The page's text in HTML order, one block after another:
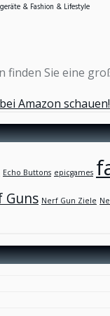
& Fashion & Lifestyle
Sie eine
Echo Buttons epicgames
Guns Nerf Gun Ziele